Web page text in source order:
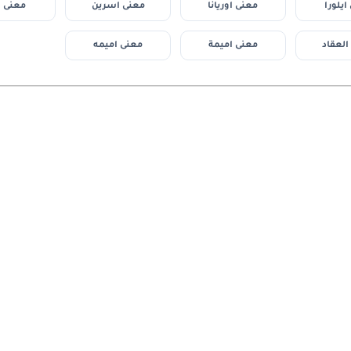
معنى اوريانا معنى اسرين معنى
معنى اميمة معنى اميمه